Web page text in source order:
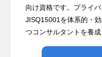
向け資格です。プライ
JISQ15001を体系的・
つコンサルタントを養成